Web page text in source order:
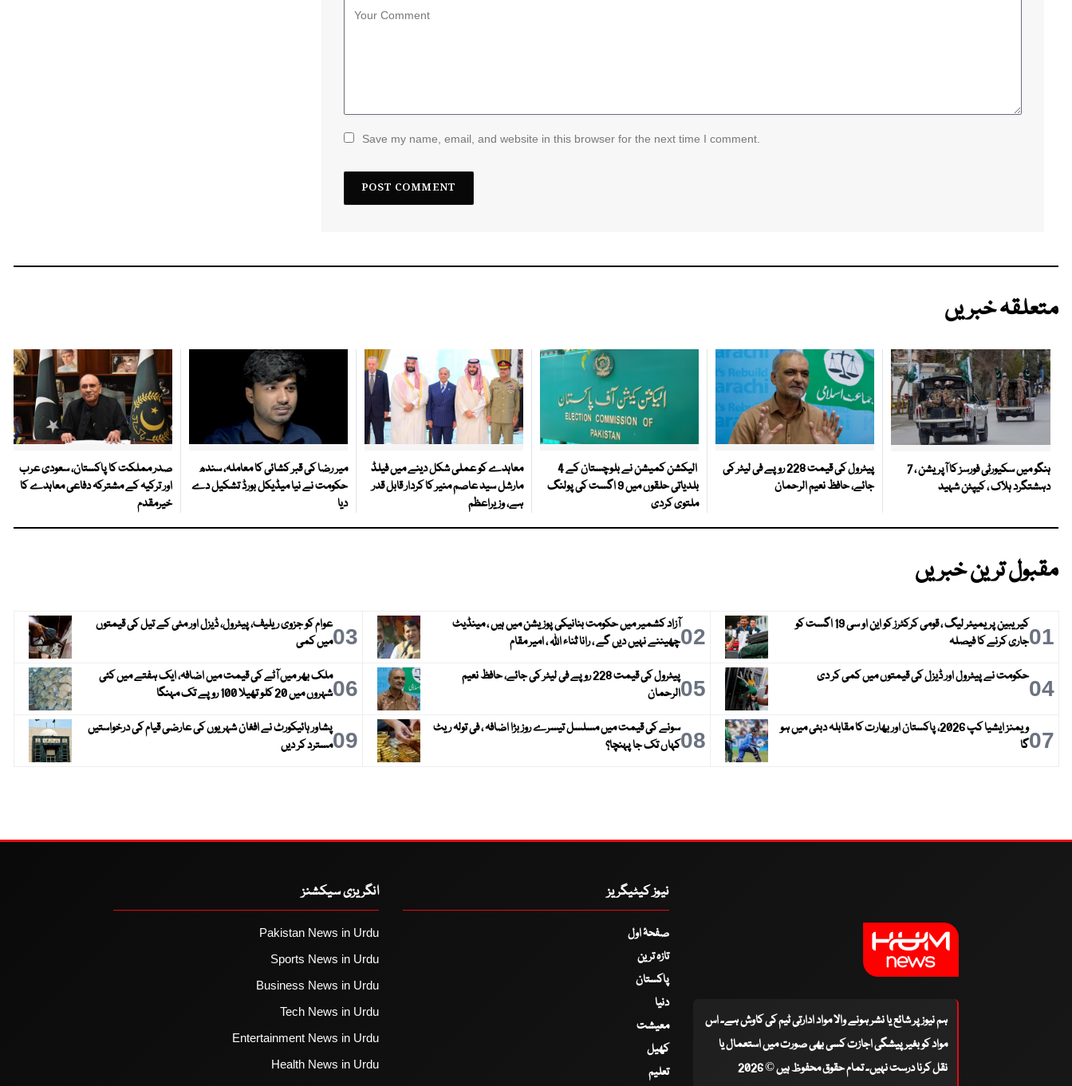
Save my name, email, and website in this browser for the next time I comment.
متعلقہ خبریں
ہنگو میں سکیورٹی فورسز کا آپریشن ، 7
دہشتگرد ہلاک ، کیپٹن شہید
پیٹرول کی قیمت 228 روپے فی لیٹر کی
جائے، حافظ نعیم الرحمان
الیکشن کمیشن نے بلوچستان کے 4
بلدیاتی حلقوں میں 9 اگست کی پولنگ
ملتوی کردی
معاہدے کو عملی شکل دینے میں فیلڈ
مارشل سید عاصم منیر کا کردار قابل قدر
ہے، وزیراعظم
میر رضا کی قبر کشائی کا معاملہ، سندھ
حکومت نے نیا میڈیکل بورڈ تشکیل دے
دیا
صدر مملکت کا پاکستان، سعودی عرب
اور ترکیہ کے مشترکہ دفاعی معاہدے کا
خیرمقدم
مقبول ترین خبریں
01
کیریبین پریمیئر لیگ ، قومی کرکٹرز کو این او سی 19 اگست کو
جاری کرنے کا فیصلہ
02آزاد کشمیر میں حکومت بنانیکی پوزیشن میں ہیں ، مینڈیٹ
چھیننے نہیں دیں گے ، رانا ثناء اللہ ، امیر مقام
03عوام کو جزوی ریلیف، پیٹرول، ڈیزل اور مٹی کے تیل کی قیمتوں
میں کمی
04حکومت نے پیٹرول اور ڈیزل کی قیمتوں میں کمی کر دی 05
پیٹرول کی قیمت 228 روپے فی لیٹر کی جائے، حافظ نعیم
الرحمان
06ملک بھر میں آٹے کی قیمت میں اضافہ، ایک ہفتے میں کئی
شہروں میں 20 کلو تھیلا 100 روپے تک مہنگا
07
ویمنز ایشیا کپ 2026، پاکستان اور بھارت کا مقابلہ دبئی میں ہو
گا
08سونے کی قیمت میں مسلسل تیسرے روز بڑا اضافہ ، فی تولہ ریٹ
کہاں تک جا پہنچا؟
09پشاور ہائیکورٹ نے افغان شہریوں کی عارضی قیام کی درخواستیں
مسترد کر دیں
ہم نیوز پر شائع یا نشر ہونے والا مواد ادارتی ٹیم کی کاوش ہے۔ اس
مواد کو بغیر پیشگی اجازت کسی بھی صورت میں استعمال یا
نقل کرنا درست نہیں۔ تمام حقوق محفوظ ہیں © 2026
نیوز کیٹیگریز
صفحۂ اول
تازہ ترین
پاکستان
دنیا
معیشت
کھیل
تعلیم
انگریزی سیکشنز
Pakistan News in Urdu
Sports News in Urdu
Business News in Urdu
Tech News in Urdu
Entertainment News in Urdu
Health News in Urdu